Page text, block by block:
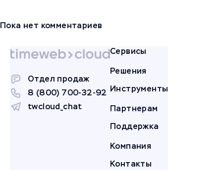
Пока нет комментариев
Отдел продаж
8 (800) 700-32-92
twcloud_chat
Сервисы
Решения
Инструменты
Партнерам
Поддержка
Компания
Контакты